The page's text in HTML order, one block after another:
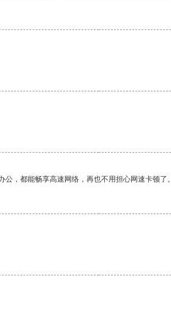
，都能畅享高速网络，再也不用担心网速卡顿了。